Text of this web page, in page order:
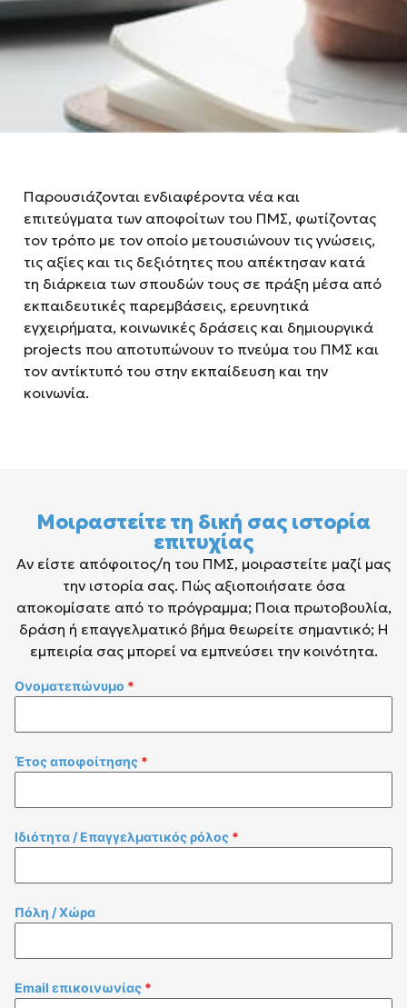
Παρουσιάζονται ενδιαφέροντα νέα και
επιτεύγματα των αποφοίτων του ΠΜΣ, φωτίζοντας
τον τρόπο με τον οποίο μετουσιώνουν τις γνώσεις,
τις αξίες και τις δεξιότητες που απέκτησαν κατά
τη διάρκεια των σπουδών τους σε πράξη μέσα από
εκπαιδευτικές παρεμβάσεις, ερευνητικά
εγχειρήματα, κοινωνικές δράσεις και δημιουργικά
projects που αποτυπώνουν το πνεύμα του ΠΜΣ και
τον αντίκτυπό του στην εκπαίδευση και την
κοινωνία.
Μοιραστείτε τη δική σας ιστορία
επιτυχίας
Αν είστε απόφοιτος/η του ΠΜΣ, μοιραστείτε μαζί μας
την ιστορία σας. Πώς αξιοποιήσατε όσα
αποκομίσατε από το πρόγραμμα; Ποια πρωτοβουλία,
δράση ή επαγγελματικό βήμα θεωρείτε σημαντικό; Η
εμπειρία σας μπορεί να εμπνεύσει την κοινότητα.
Ονοματεπώνυμο *
Έτος αποφοίτησης *
Ιδιότητα / Επαγγελματικός ρόλος *
Πόλη / Χώρα
Email επικοινωνίας *